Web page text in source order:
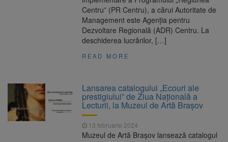
Centru” (PR Centru), a cărui Autoritate de
Management este Agenţia pentru
Dezvoltare Regională (ADR) Centru. La
deschiderea lucrărilor, […]
READ MORE
Lansarea catalogului „Ecouri ale
prestigiului” de Ziua Națională a
Lecturii, la Muzeul de Artă Brașov
13 februarie 2024
Muzeul de Artă Brașov lansează catalogul